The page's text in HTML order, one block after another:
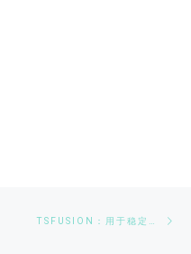
BACK TO POST LIST TSFUSION：用于稳定交通流量预测的多粒度时空图学习框架